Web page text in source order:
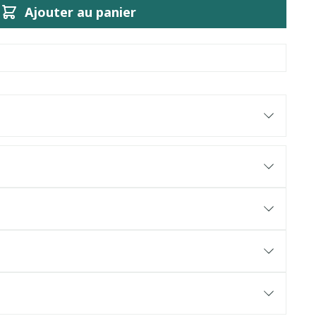
Ajouter au panier